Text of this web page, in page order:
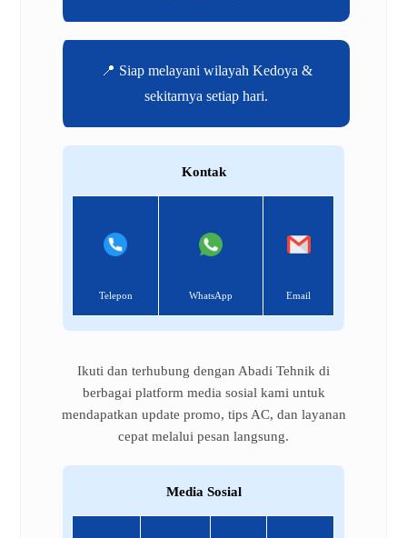
📍 Siap melayani wilayah Kedoya &
sekitarnya setiap hari.
Kontak
Telepon WhatsApp Email
Ikuti dan terhubung dengan Abadi Tehnik di
berbagai platform media sosial kami untuk
mendapatkan update promo, tips AC, dan layanan
cepat melalui pesan langsung.
Media Sosial